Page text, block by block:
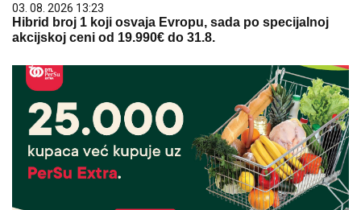
03. 08. 2026 13:23
Hibrid broj 1 koji osvaja Evropu, sada po specijalnoj
akcijskoj ceni od 19.990€ do 31.8.